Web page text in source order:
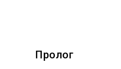
Пролог